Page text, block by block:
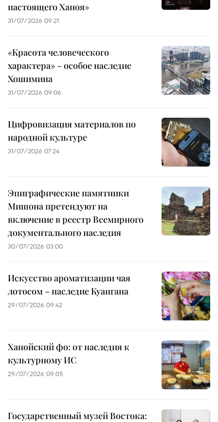
настоящего Ханоя»
31/07/2026 09:21
«Красота человеческого
характера» – особое наследие
Хошимина
31/07/2026 09:06
Цифровизация материалов по
народной культуре
31/07/2026 07:24
Эпиграфические памятники
Мишона претендуют на
включение в реестр Всемирного
документального наследия
30/07/2026 03:00
Искусство ароматизации чая
лотосом – наследие Куангана
29/07/2026 09:42
Ханойский фо: от наследия к
культурному ИС
29/07/2026 09:05
Государственный музей Востока: